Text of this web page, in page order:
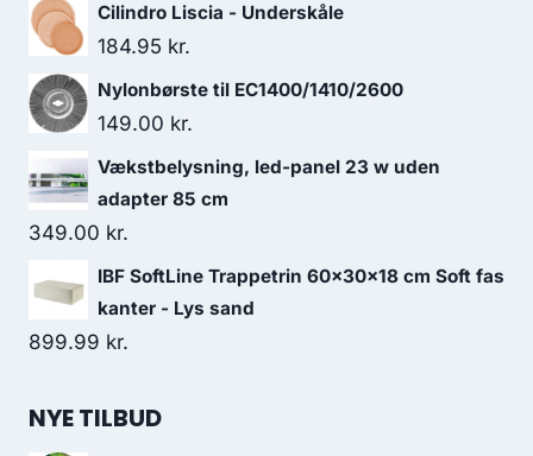
Cilindro Liscia - Underskåle
184.95 kr.
Nylonbørste til EC1400/1410/2600
149.00 kr.
Vækstbelysning, led-panel 23 w uden
adapter 85 cm
349.00 kr.
IBF SoftLine Trappetrin 60x30x18 cm Soft fas
kanter - Lys sand
899.99 kr.
NYE TILBUD